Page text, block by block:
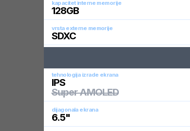
kapacitet interne memorije
128GB
vrsta externe memorije
SDXC
tehnologija izrade ekrana
IPS
Super AMOLED
dijagonala ekrana
6.5"